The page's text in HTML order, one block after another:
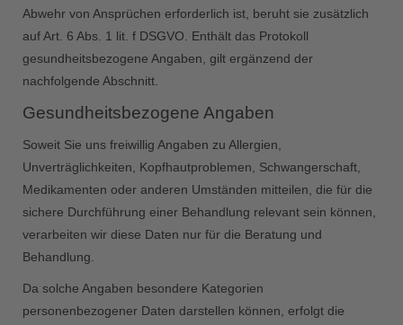
Abwehr von Ansprüchen erforderlich ist, beruht sie zusätzlich
auf Art. 6 Abs. 1 lit. f DSGVO. Enthält das Protokoll
gesundheitsbezogene Angaben, gilt ergänzend der
nachfolgende Abschnitt.
Gesundheitsbezogene Angaben
Soweit Sie uns freiwillig Angaben zu Allergien,
Unverträglichkeiten, Kopfhautproblemen, Schwangerschaft,
Medikamenten oder anderen Umständen mitteilen, die für die
sichere Durchführung einer Behandlung relevant sein können,
verarbeiten wir diese Daten nur für die Beratung und
Behandlung.
Da solche Angaben besondere Kategorien
personenbezogener Daten darstellen können, erfolgt die